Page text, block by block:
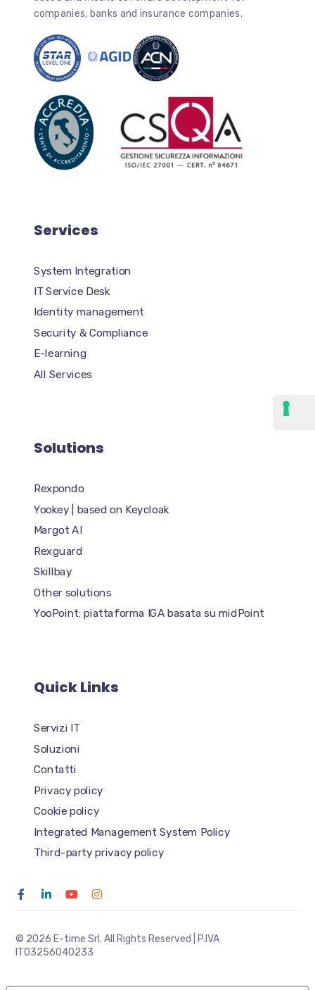
companies, banks and insurance companies.
Services
System Integration
IT Service Desk
Identity management
Security & Compliance
E-learning
All Services
Solutions
Rexpondo
Yookey | based on Keycloak
Margot AI
Rexguard
Skillbay
Other solutions
YooPoint: piattaforma IGA basata su midPoint
Quick Links
Servizi IT
Soluzioni
Contatti
Privacy policy
Cookie policy
Integrated Management System Policy
Third-party privacy policy
© 2026 E-time Srl. All Rights Reserved | P.IVA
IT03256040233